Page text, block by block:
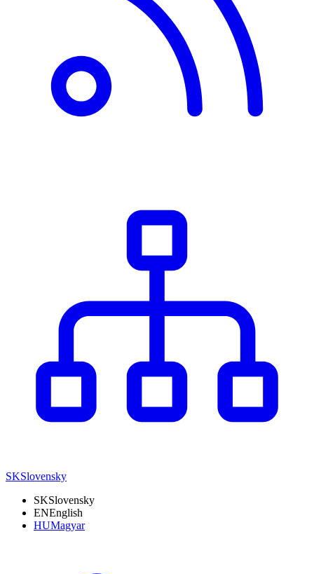
SKSlovensky
SKSlovensky
ENEnglish
HUMagyar